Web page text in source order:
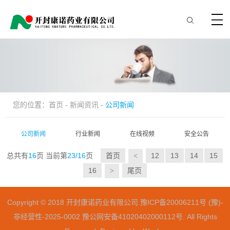
您的位置： 首页 - 新闻资讯 - 公司新闻
公司新闻 行业新闻 在线视频 安全公告
总共有16页 当前第23/16页 首页 < 12 13 14
15
16
> 尾页
Copyright © 2018 开封康诺药业有限公司. 豫ICP备20006211号 (豫)-
非经营性-2025-0002 豫公网安备41020402000112号 . All Rights